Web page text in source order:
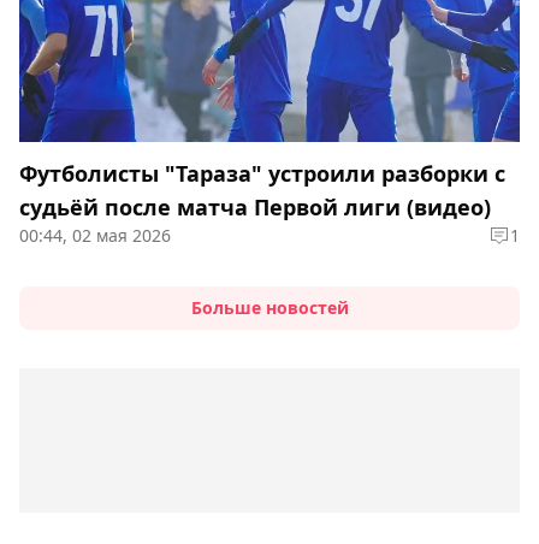
Футболисты "Тараза" устроили разборки с
судьёй после матча Первой лиги (видео)
00:44, 02 мая 2026 1
Больше новостей